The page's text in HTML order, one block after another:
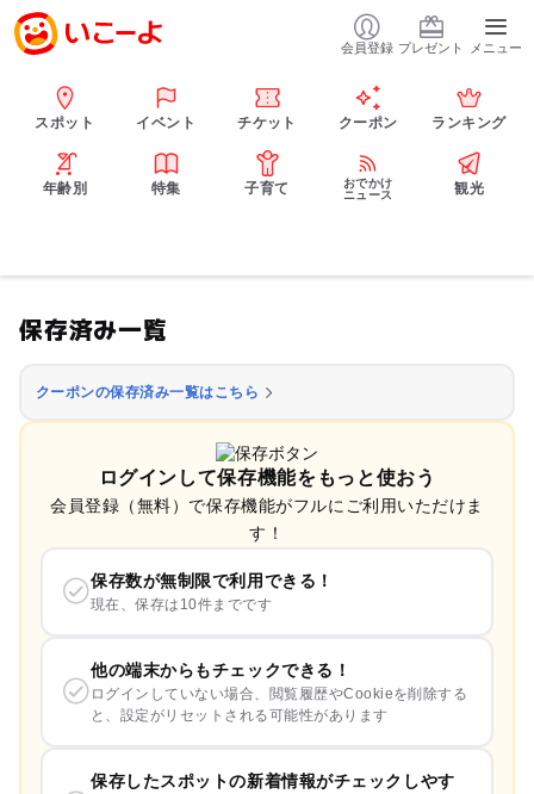
会員登録 プレゼント メニュー
スポット イベント チケット クーポン ランキング
年齢別 特集 子育て
おでかけ
ニュース
観光
保存済み一覧
クーポンの保存済み一覧はこちら
ログインして保存機能をもっと使おう
会員登録（無料）で保存機能がフルにご利用いただけま
す！
保存数が無制限で利用できる！
現在、保存は10件までです
他の端末からもチェックできる！
ログインしていない場合、閲覧履歴やCookieを削除する
と、設定がリセットされる可能性があります
保存したスポットの新着情報がチェックしやす